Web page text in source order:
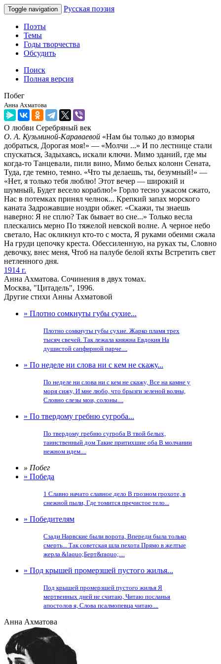
Toggle navigation Русская поэзия
Поэты
Темы
Годы творчества
Обсудить
Поиск
Полная версия
Побег
Анна Ахматова
О любви Серебряный век
О. А. Кузьминой-Караваевой «Нам бы только до взморья
добраться, Дорогая моя!» — «Молчи ...» И по лестнице стали
спускаться, Задыхаясь, искали ключи. Мимо зданий, где мы
когда-то Танцевали, пили вино, Мимо белых колонн Сената,
Туда, где темно, темно. «Что ты делаешь, ты, безумный!» —
«Нет, я только тебя люблю! Этот вечер — широкий и
шумный, Будет весело кораблю!» Горло тесно ужасом сжато,
Нас в потемках принял челнок... Крепкий запах морского
каната Задрожавшие ноздри обжег. «Скажи, ты знаешь
наверно: Я не сплю? Так бывает во сне...» Только весла
плескались мерно По тяжелой невской волне. А черное небо
светало, Нас окликнул кто-то с моста, Я руками обеими сжала
На груди цепочку креста. Обессиленную, на руках ты, Словно
девочку, внес меня, Чтоб на палубе белой яхты Встретить свет
нетленного дня.
1914 г.
Анна Ахматова. Сочинения в двух томах.
Москва, "Цитадель", 1996.
Другие стихи Анны Ахматовой
» Плотно сомкнуты губы сухие...
Плотно сомкнуты губы сухие. Жарко пламя трех
тысяч свечей. Так лежала княжна Евдокия На
душистой сапфирной парче....
» По неделе ни слова ни с кем не скажу...
По неделе ни слова ни с кем не скажу, Все на камне у
моря сижу, И мне любо, что брызги зеленой волны,
Словно слезы мои, солоны....
» По твердому гребню сугроба...
По твердому гребню сугроба В твой белых,
таинственный дом Такие притихшие оба В молчании
нежном идем....
» Побег
» Победа
1 Славно начато славное дело В грозном грохоте, в
снежной пыли, Где томится пречистое тело...
» Победителям
Сзади Нарвские были ворота, Впереди была только
смерть... Так советская шла пехота Прямо в желтые
жерла &laquo;Берт&raquo;....
» Под крышей промерзшей пустого жилья...
Под крышей промерзшей пустого жилья Я
мертвенных дней не считаю, Читаю посланья
апостолов я, Слова псалмопевца читаю....
Анна Ахматова